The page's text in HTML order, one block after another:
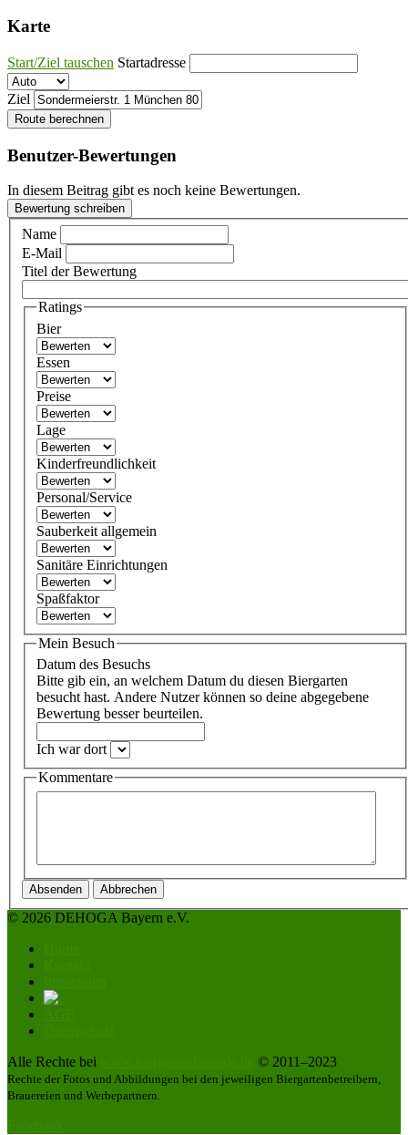
Karte
Start/Ziel tauschen Startadresse
Ziel
Route berechnen
Benutzer-Bewertungen
In diesem Beitrag gibt es noch keine Bewertungen.
Bewertung schreiben
Name
E-Mail
Titel der Bewertung
Ratings
Bier
Essen
Preise
Lage
Kinderfreundlichkeit
Personal/Service
Sauberkeit allgemein
Sanitäre Einrichtungen
Spaßfaktor
Mein Besuch
Datum des Besuchs
Bitte gib ein, an welchem Datum du diesen Biergarten
besucht hast. Andere Nutzer können so deine abgegebene
Bewertung besser beurteilen.
Ich war dort
Kommentare
Absenden Abbrechen
© 2026 DEHOGA Bayern e.V.
Alle Rechte bei
© 2011–2023
Rechte der Fotos und Abbildungen bei den jeweiligen Biergartenbetreibern,
Brauereien und Werbepartnern.